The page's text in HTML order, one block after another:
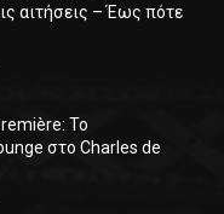
αιτήσεις – Έως πότε
Το
στο Charles de